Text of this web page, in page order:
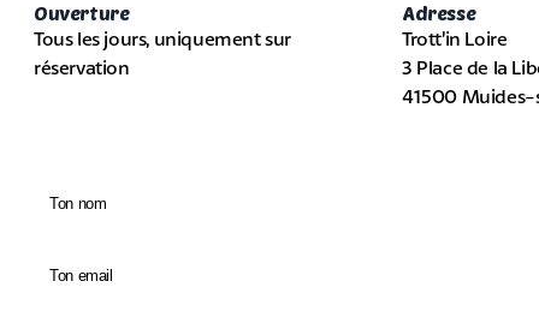
Ouverture
Tous les jours, uniquement sur
réservation
Adresse
Trott’in Loire
3 Place de la
41500